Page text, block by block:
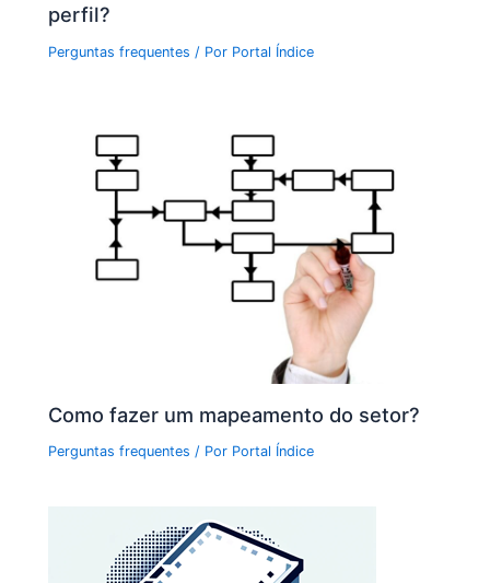
perfil?
Perguntas frequentes / Por Portal Índice
Como fazer um mapeamento do setor?
Perguntas frequentes / Por Portal Índice